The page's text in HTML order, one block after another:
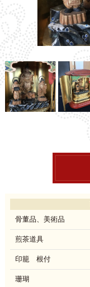
骨董品、美術品
煎茶道具
印籠 根付
珊瑚